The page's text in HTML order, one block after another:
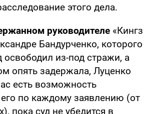
этого дела.
руководителе «Кингз
Бандурченко, которого
освободил из-под стражи, а
опять задержала, Луценко
есть возможность
по каждому заявлению (от
пока суд не убедится в